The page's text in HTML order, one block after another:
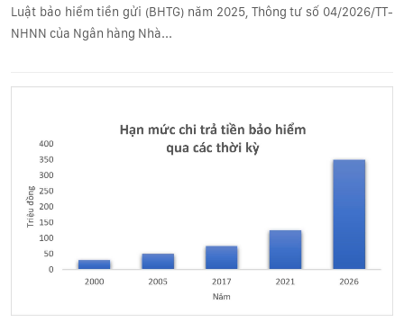
Luật bảo hiểm tiền gửi (BHTG) năm 2025, Thông tư số 04/2026/TT-
NHNN của Ngân hàng Nhà...